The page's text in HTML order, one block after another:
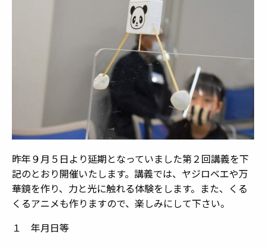
昨年９月５日より延期となっていました第２回講義を下
記のとおり開催いたします。講義では、ヤジロベエや万
華鏡を作り、力と光に触れる体験をします。また、くる
くるアニメも作りますので、楽しみにして下さい。
１ 年月日等